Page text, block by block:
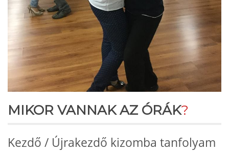
MIKOR VANNAK AZ ÓRÁK?
Kezdő / Újrakezdő kizomba tanfolyam